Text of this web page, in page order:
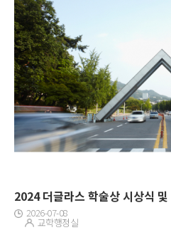
2024 더글라스 학술상 시상식
2026-07-08
교학행정실